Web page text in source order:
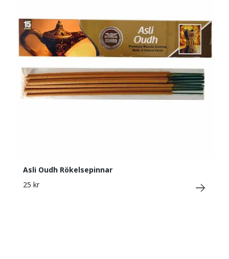
Asli Oudh Rökelsepinnar
25 kr